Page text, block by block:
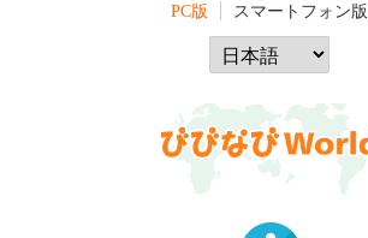
PC版 スマートフォン版